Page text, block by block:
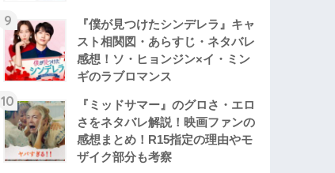
9
『僕が見つけたシンデレラ』キャ
スト相関図・あらすじ・ネタバレ
感想！ソ・ヒョンジン×イ・ミン
ギのラブロマンス
10
『ミッドサマー』のグロさ・エロ
さをネタバレ解説！映画ファンの
感想まとめ！R15指定の理由やモ
ザイク部分も考察